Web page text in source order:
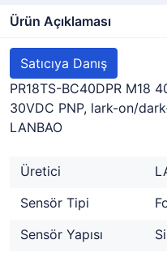
Ürün Açıklaması
Satıcıya Danış
PR18TS-BC40DPR M18
30VDC PNP, lark-on/
LANBAO
Üretici
Sensör Tipi
Sensör Yapısı